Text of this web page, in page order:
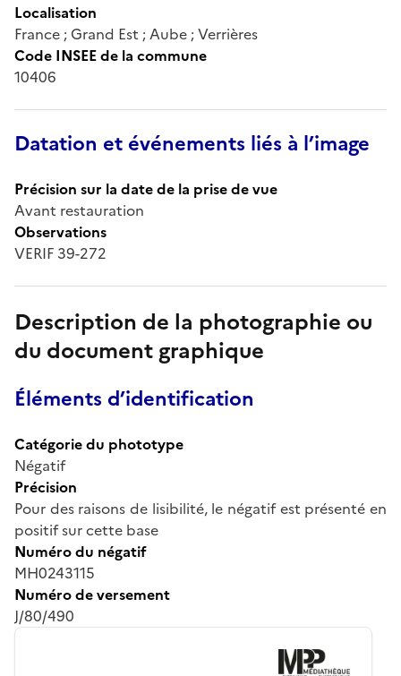
Localisation
France ; Grand Est ; Aube ; Verrières
Code INSEE de la commune
10406
Datation et événements liés à l’image
Précision sur la date de la prise de vue
Avant restauration
Observations
VERIF 39-272
Description de la photographie ou
du document graphique
Éléments d’identification
Catégorie du phototype
Négatif
Précision
Pour des raisons de lisibilité, le négatif est présenté en
positif sur cette base
Numéro du négatif
MH0243115
Numéro de versement
J/80/490